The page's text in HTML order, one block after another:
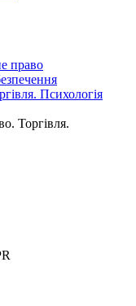
право
Психологія
Торгівля.